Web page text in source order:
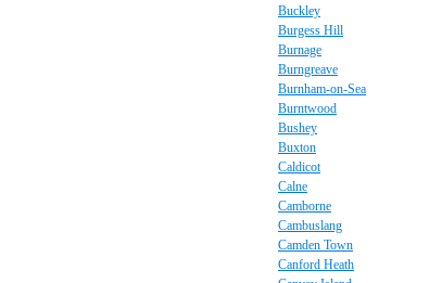
Buckley
Burgess Hill
Burnage
Burngreave
Burnham-on-Sea
Burntwood
Bushey
Buxton
Caldicot
Calne
Camborne
Cambuslang
Camden Town
Canford Heath